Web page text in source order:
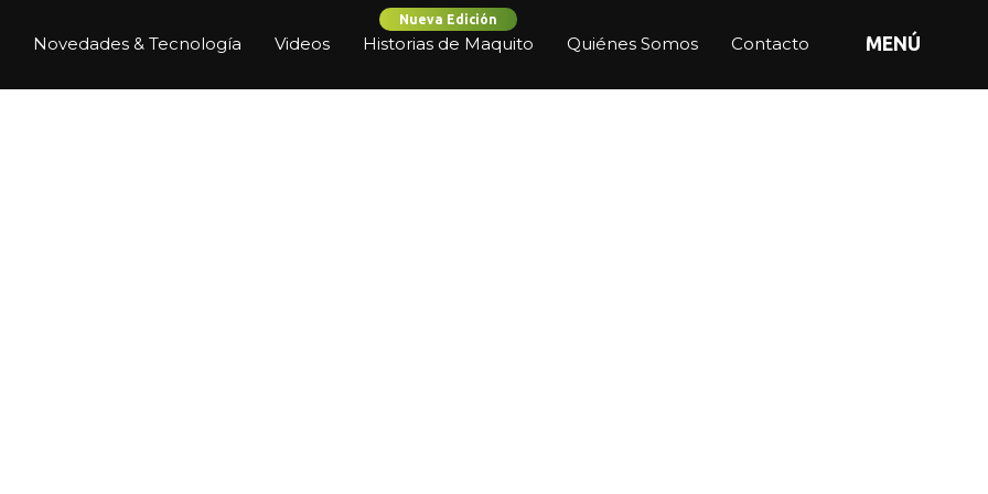
Novedades & Tecnología Videos
Nueva Edición
Historias de Maquito Quiénes Somos Contacto MENÚ